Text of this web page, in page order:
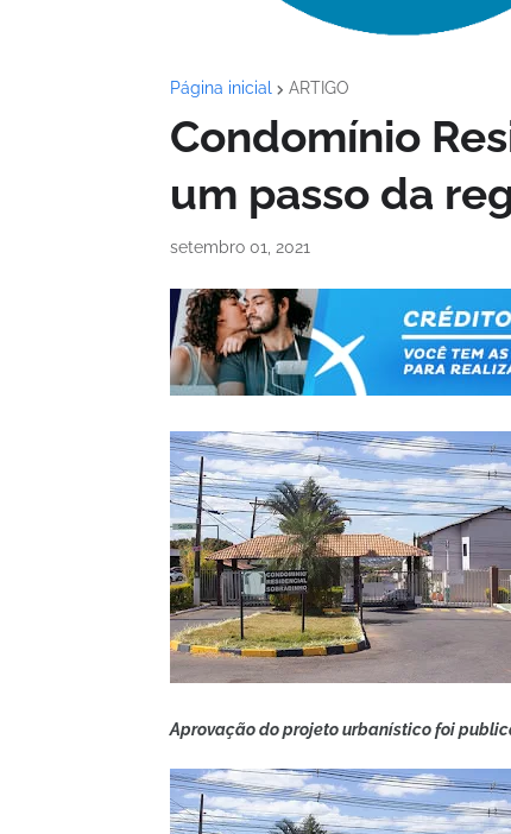
Página inicial ARTIGO
Condomínio
um passo da
setembro 01, 2021
Aprovação do projeto urbanístico foi